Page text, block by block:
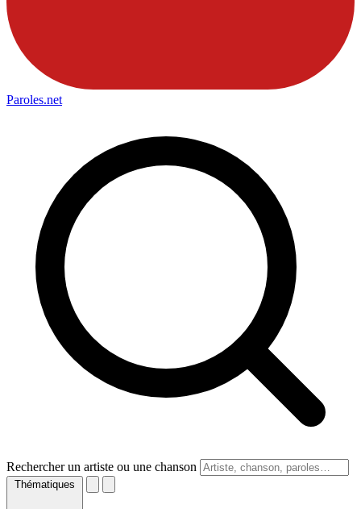
Paroles.net
Rechercher un artiste ou une chanson
Thématiques